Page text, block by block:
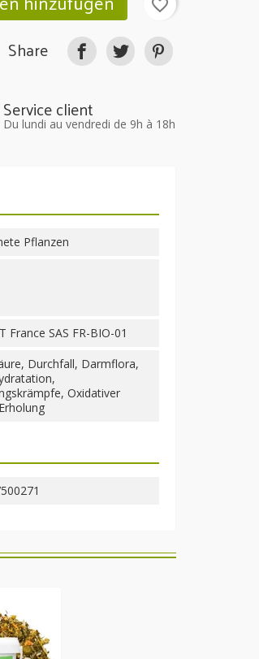
favorite_border
Share
Service client
Du lundi au vendredi de 9h à 18h
Pflanzen
France SAS FR-BIO-01
Durchfall, Darmflora,
Oxidativer